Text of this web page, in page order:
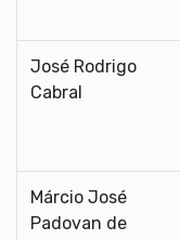
José Rodrigo
Cabral
Márcio José
Padovan de